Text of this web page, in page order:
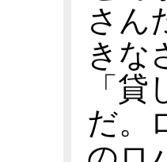
さん
きな
「
だ。